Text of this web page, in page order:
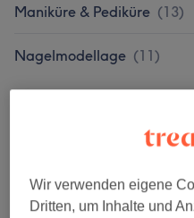
Maniküre & Pediküre (13)
Nagelmodellage (11)
Bild anklicken für weitere
Wir verwenden eigene
Dritten, um Inhalte und